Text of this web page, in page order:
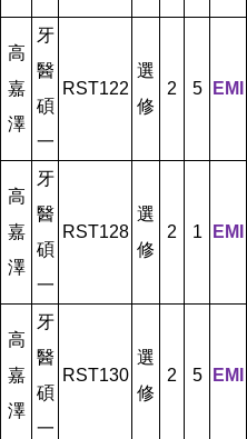
高
嘉
澤
牙
醫
碩
一
RST122
選
修
2 5 EMI
高
嘉
澤
牙
醫
碩
一
RST128
選
修
2 1 EMI
高
嘉
澤
牙
醫
碩
一
RST130
選
修
2 5 EMI